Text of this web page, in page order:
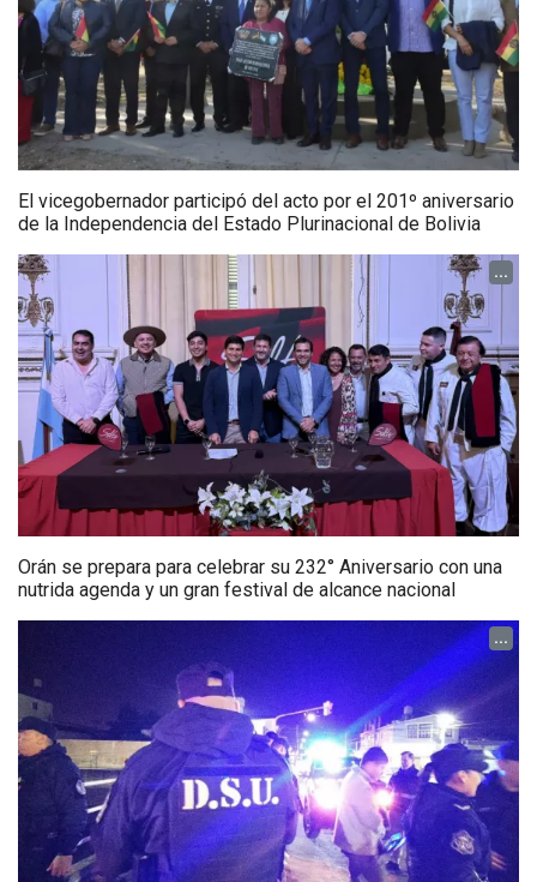
El vicegobernador participó del acto por el 201º aniversario
de la Independencia del Estado Plurinacional de Bolivia
...
Orán se prepara para celebrar su 232° Aniversario con una
nutrida agenda y un gran festival de alcance nacional
...